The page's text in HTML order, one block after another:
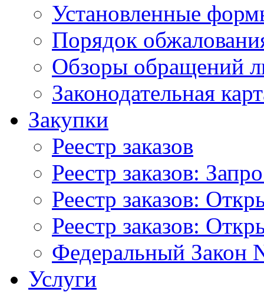
Установленные
Порядок
Обзоры обращений
Законодательная
Закупки
Реестр заказов
Реестр заказов:
Реестр заказов:
Реестр заказов:
Федеральный Закон
Услуги